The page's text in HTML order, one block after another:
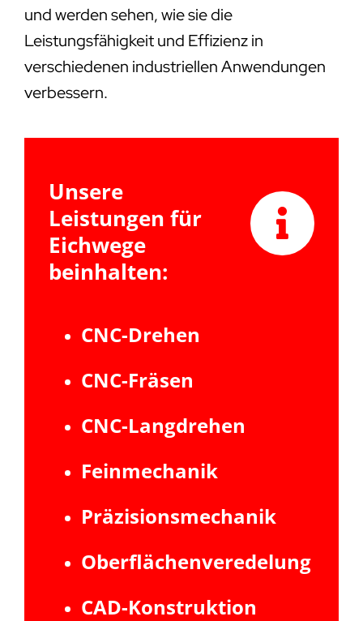
und werden sehen, wie sie die
Leistungsfähigkeit und Effizienz in
verschiedenen industriellen Anwendungen
verbessern.
Unsere
Leistungen für
Eichwege
beinhalten:
CNC-Drehen
CNC-Fräsen
CNC-Langdrehen
Feinmechanik
Präzisionsmechanik
Oberflächenveredelung
CAD-Konstruktion